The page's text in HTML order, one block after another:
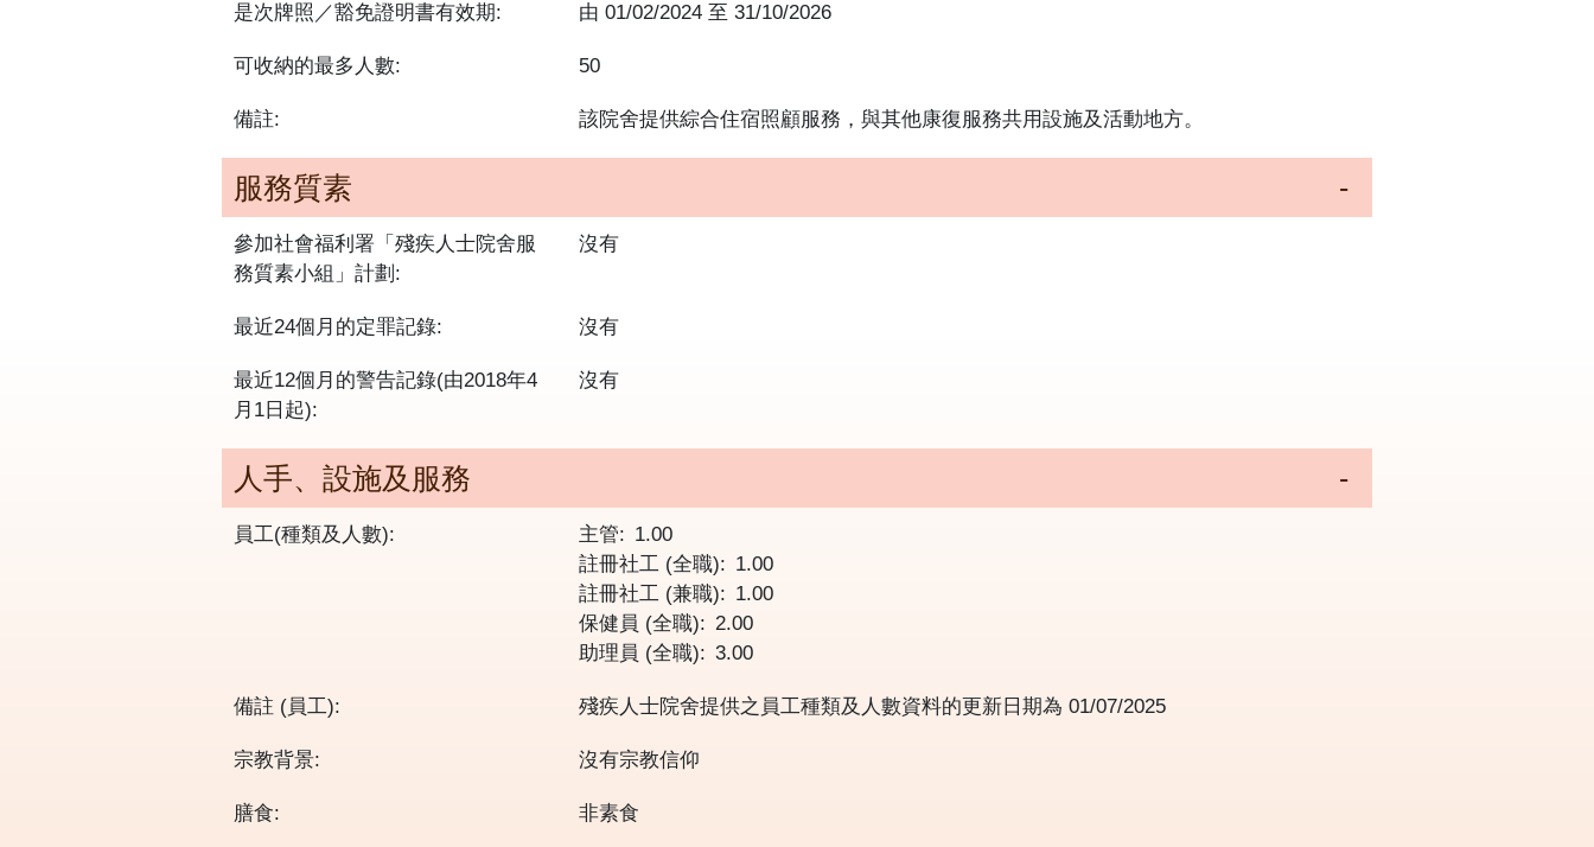
是次牌照／豁免證明書有效期: 由 01/02/2024 至 31/10/2026
可收納的最多人數: 50
備註: 該院舍提供綜合住宿照顧服務，與其他康復服務共用設施及活動地方。
服務質素
參加社會福利署「殘疾人士院舍服
務質素小組」計劃:
沒有
最近24個月的定罪記錄: 沒有
最近12個月的警告記錄(由2018年4
月1日起):
沒有
人手、設施及服務
員工(種類及人數): 主管
1.00
註冊社工 (全職)
1.00
註冊社工 (兼職)
1.00
保健員 (全職)
2.00
助理員 (全職)
3.00
備註 (員工): 殘疾人士院舍提供之員工種類及人數資料的更新日期為 01/07/2025
宗教背景: 沒有宗教信仰
膳食: 非素食